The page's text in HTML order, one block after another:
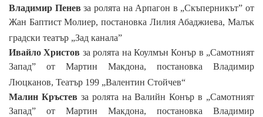
Владимир Пенев за ролята на Арпагон в „Скъперникът” от
Жан Баптист Молиер, постановка Лилия Абаджиева, Малък
градски театър „Зад канала”
Ивайло Христов за ролята на Коулмън Конър в „Самотният
Запад” от Мартин Макдона, постановка Владимир
Люцканов, Театър 199 „Валентин Стойчев“
Малин Кръстев за ролята на Валийн Конър в „Самотният
Запад” от Мартин Макдона, постановка Владимир